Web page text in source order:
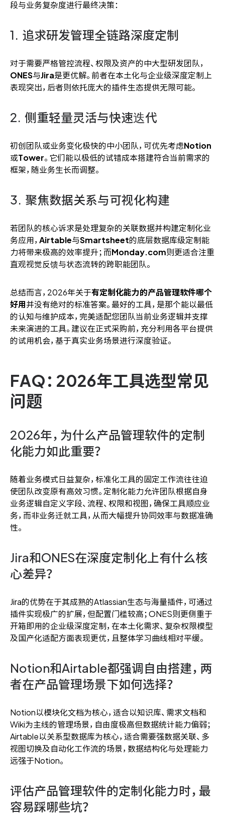
段与业务复杂度进行最终决策：
1. 追求研发管理全链路深度定制
对于需要严格管控流程、权限及资产的中大型研发团队，
ONES与Jira是更优解。前者在本土化与企业级深度定制上
表现突出，后者则依托庞大的插件生态提供无限可能。
2. 侧重轻量灵活与快速迭代
初创团队或业务变化极快的中小团队，可优先考虑 Notion
或Tower。它们能以极低的试错成本搭建符合当前需求的
框架，随业务生长而调整。
3. 聚焦数据关系与可视化构建
若团队的核心诉求是处理复杂的关联数据并构建定制化业
务应用， Airtable与Smartsheet的底层数据库级定制能
力将带来极高的效率提升；而 Monday.com则更适合注重
直观视觉反馈与状态流转的跨职能团队。
总结而言，2026年关于有定制化能力的产品管理软件哪个
好用并没有绝对的标准答案。最好的工具，是那个能以最低
的认知与维护成本，完美适配您团队当前业务逻辑并支撑
未来演进的工具。建议在正式采购前，充分利用各平台提供
的试用机会，基于真实业务场景进行深度验证。
FAQ：2026年工具选型常见
问题
2026年，为什么产品管理软件的定制
化能力如此重要？
随着业务模式日益复杂，标准化工具的固定工作流往往迫
使团队改变原有高效习惯。定制化能力允许团队根据自身
业务逻辑自定义字段、流程、权限和视图，确保工具顺应业
务，而非业务迁就工具，从而大幅提升协同效率与数据准确
性。
Jira和ONES在深度定制化上有什么核
心差异？
Jira的优势在于其成熟的Atlassian生态与海量插件，可通过
插件实现极广的扩展，但配置门槛较高；ONES则更侧重于
开箱即用的企业级深度定制，在本土化需求、复杂权限模型
及国产化适配方面表现更优，且整体学习曲线相对平缓。
Notion和Airtable都强调自由搭建，两
者在产品管理场景下如何选择？
Notion以模块化文档为核心，适合以知识库、需求文档和
Wiki为主线的管理场景，自由度极高但数据统计能力偏弱；
Airtable以关系型数据库为核心，适合需要强数据关联、多
视图切换及自动化工作流的场景，数据结构化与处理能力
远强于Notion。
评估产品管理软件的定制化能力时，最
容易踩哪些坑？